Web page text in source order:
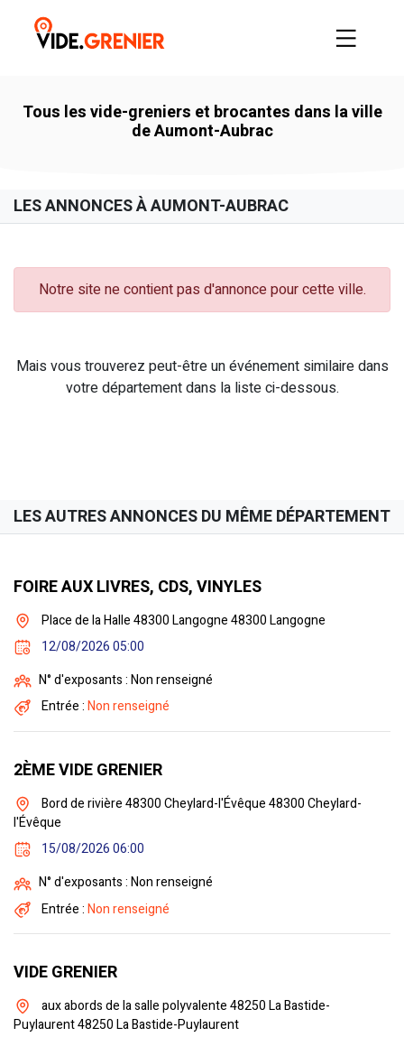
Tous les vide-greniers et brocantes dans la ville
de Aumont-Aubrac
LES ANNONCES À AUMONT-AUBRAC
Notre site ne contient pas d'annonce pour cette ville.
Mais vous trouverez peut-être un événement similaire dans
votre département dans la liste ci-dessous.
LES AUTRES ANNONCES DU MÊME DÉPARTEMENT
FOIRE AUX LIVRES, CDS, VINYLES
Place de la Halle 48300 Langogne 48300 Langogne
12/08/2026 05:00
N° d'exposants : Non renseigné
Entrée :Non renseigné
2ÈME VIDE GRENIER
Bord de rivière 48300 Cheylard-l'Évêque 48300 Cheylard-
l'Évêque
15/08/2026 06:00
N° d'exposants : Non renseigné
Entrée :Non renseigné
VIDE GRENIER
aux abords de la salle polyvalente 48250 La Bastide-
Puylaurent 48250 La Bastide-Puylaurent